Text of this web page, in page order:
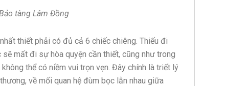
tàng Lâm Đồng
thiết phải có đủ cả 6 chiếc chiêng. Thiếu đi
mất đi sự hòa quyện cần thiết, cũng như trong
thể có niềm vui trọn vẹn. Đây chính là triết lý
về mối quan hệ đùm bọc lẫn nhau giữa